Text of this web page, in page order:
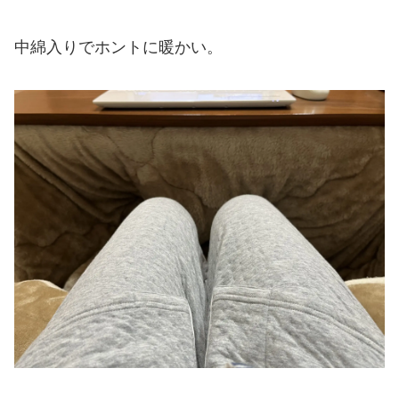
中綿入りでホントに暖かい。